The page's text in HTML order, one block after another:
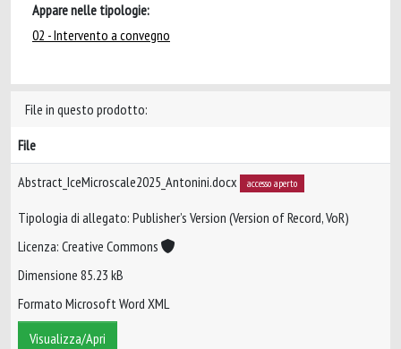
Appare nelle tipologie:
02 - Intervento a convegno
File in questo prodotto:
File
Abstract_IceMicroscale2025_Antonini.docx accesso aperto
Tipologia di allegato: Publisher’s Version (Version of Record, VoR)
Licenza: Creative Commons
Dimensione 85.23 kB
Formato Microsoft Word XML
Visualizza/Apri